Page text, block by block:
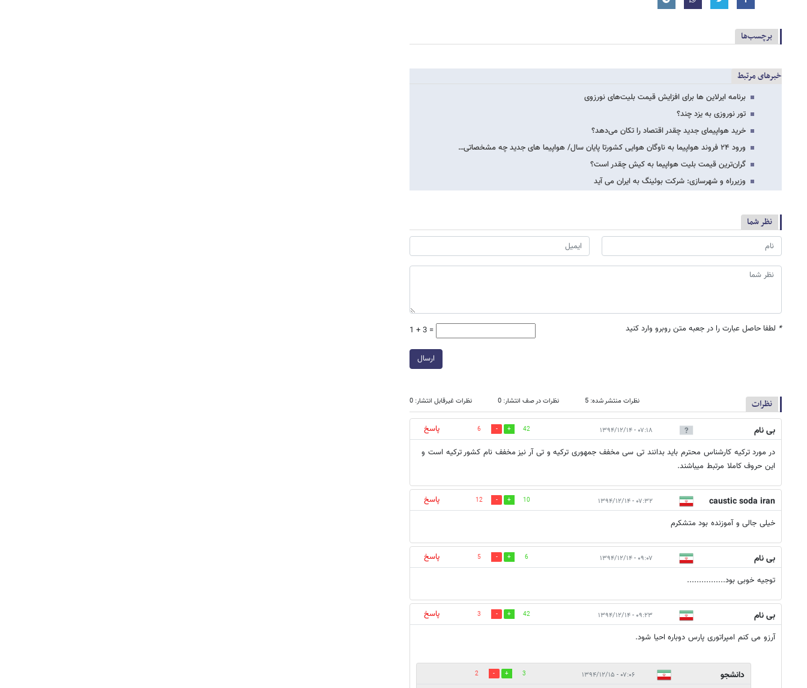
برچسب‌ها
خبرهای مرتبط
برنامه ایرلاین ها برای افزایش قیمت بلیت‌های نورزوی
تور نوروزی به یزد چند؟
خرید هواپیمای جدید چقدر اقتصاد را تکان می‌دهد؟
ورود ۲۴ فروند هواپیما به ناوگان هوایی کشورتا پایان سال/ هواپیما های جدید چه مشخصاتی…
گران‌ترین قیمت بلیت هواپیما به کیش چقدر است؟
وزیرراه و شهرسازی: شرکت بوئینگ به ایران می آید
نظر شما
* لطفا حاصل عبارت را در جعبه متن روبرو وارد کنید 1 + 3 =
ارسال
نظرات نظرات منتشر شده: 5 نظرات در صف انتشار: 0 نظرات غیرقابل انتشار: 0
بی نام ۰۷:۱۸ - ۱۳۹۴/۱۲/۱۴ 42
6
پاسخ
در مورد ترکیه کارشناس محترم باید بدانند تی سی مخفف جمهوری ترکیه و تی آر نیز مخفف نام کشور ترکیه است و
این حروف کاملا مرتبط میباشند.
caustic soda iran ۰۷:۳۲ - ۱۳۹۴/۱۲/۱۴ 10
12
پاسخ
خیلی جالی و آموزنده بود متشکرم
بی نام ۰۹:۰۷ - ۱۳۹۴/۱۲/۱۴ 6
5
پاسخ
توجیه خوبی بود................
بی نام ۰۹:۲۳ - ۱۳۹۴/۱۲/۱۴ 42
3
پاسخ
آرزو می کنم امپراتوری پارس دوباره احیا شود.
دانشجو ۰۷:۰۶ - ۱۳۹۴/۱۲/۱۵ 3
2